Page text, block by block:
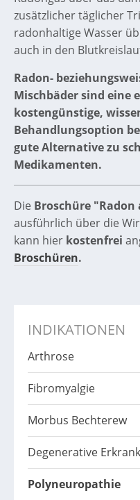
zusätzlicher täglicher
radonhaltige Wasser
auch in den
Radon-
Mischbäder sind eine
kostengünstige,
Behandlungsoption
gute Alternative zu
Medikamenten.
Die Broschüre
ausführlich über die
kann hier kostenfrei
Broschüren.
INDIKATIONEN
Arthrose
Fibromyalgie
Morbus Bechterew
Degenerative
Polyneuropathie